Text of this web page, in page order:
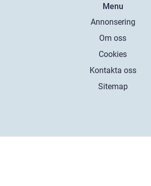
Menu
Annonsering
Om oss
Cookies
Kontakta oss
Sitemap